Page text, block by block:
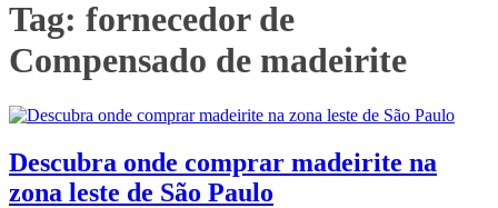
Tag: fornecedor de
Compensado de madeirite
Descubra onde comprar madeirite na
zona leste de São Paulo